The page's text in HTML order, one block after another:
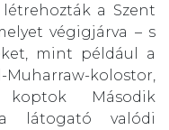
a Szent
végigjárva – s
mint például a
kolostor,
Második
látogató valódi